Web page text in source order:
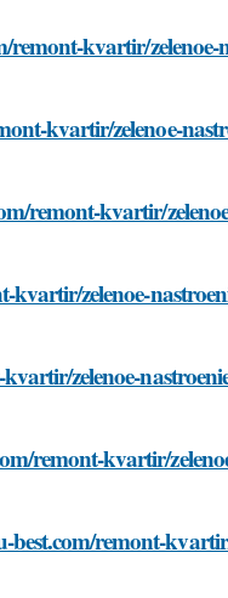
kvartir/zelenoe-
kvartir/zelenoe-
remont-kvartir/
zelenoe-
zelenoe-
remont-kvartir/
remont-